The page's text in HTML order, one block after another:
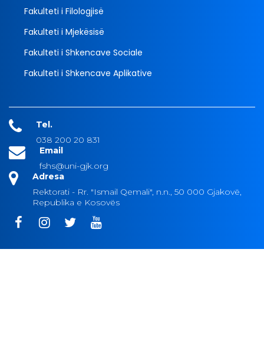
Fakulteti i Filologjisë
Fakulteti i Mjekësisë
Fakulteti i Shkencave Sociale
Fakulteti i Shkencave Aplikative
Tel.
038 200 20 831
Email
fshs@uni-gjk.org
Adresa
Rektorati - Rr. "Ismail Qemali", n.n., 50 000 Gjakovë,
Republika e Kosovës